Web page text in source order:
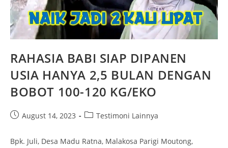
RAHASIA BABI SIAP DIPANEN
USIA HANYA 2,5 BULAN DENGAN
BOBOT 100-120 KG/EKO
August 14, 2023 Testimoni Lainnya
Bpk. Juli, Desa Madu Ratna, Malakosa Parigi Moutong,